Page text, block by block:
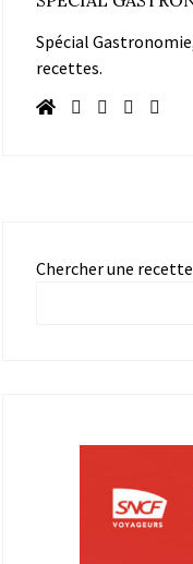
Spécial
recettes.
Chercher une recette